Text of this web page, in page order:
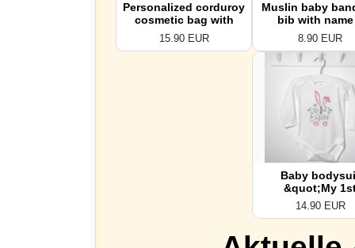
Personalized corduroy
cosmetic bag with
initial & name –
monogrammed
15.90 EUR
Muslin baby
bib with name
triangular
large
colors – gift
newborns by
8.90 EUR
Baby
&quot;My
Easter&quot; –
bodysuit for
baby gift –
14.90 EUR